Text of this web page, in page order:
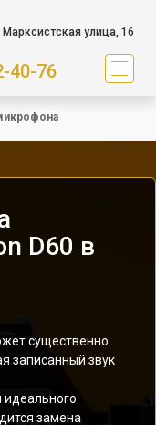
Марксистская улица, 16
40-76
D60 в
существенно
записанный звук
идеального
замена